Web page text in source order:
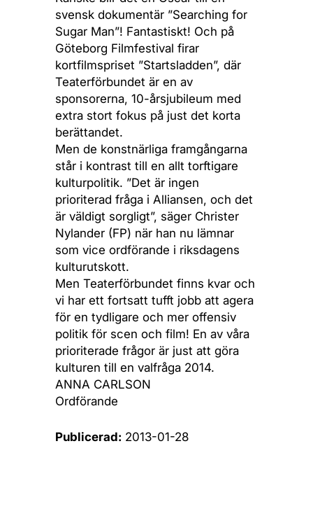
svensk dokumentär ”Searching for
Sugar Man”! Fantastiskt! Och på
Göteborg Filmfestival firar
kortfilmspriset ”Startsladden”, där
Teaterförbundet är en av
sponsorerna, 10-årsjubileum med
extra stort fokus på just det korta
berättandet.
Men de konstnärliga framgångarna
står i kontrast till en allt torftigare
kulturpolitik. ”Det är ingen
prioriterad fråga i Alliansen, och det
är väldigt sorgligt”, säger Christer
Nylander (FP) när han nu lämnar
som vice ordförande i riksdagens
kulturutskott.
Men Teaterförbundet finns kvar och
vi har ett fortsatt tufft jobb att agera
för en tydligare och mer offensiv
politik för scen och film! En av våra
prioriterade frågor är just att göra
kulturen till en valfråga 2014.
ANNA CARLSON
Ordförande
Publicerad: 2013-01-28